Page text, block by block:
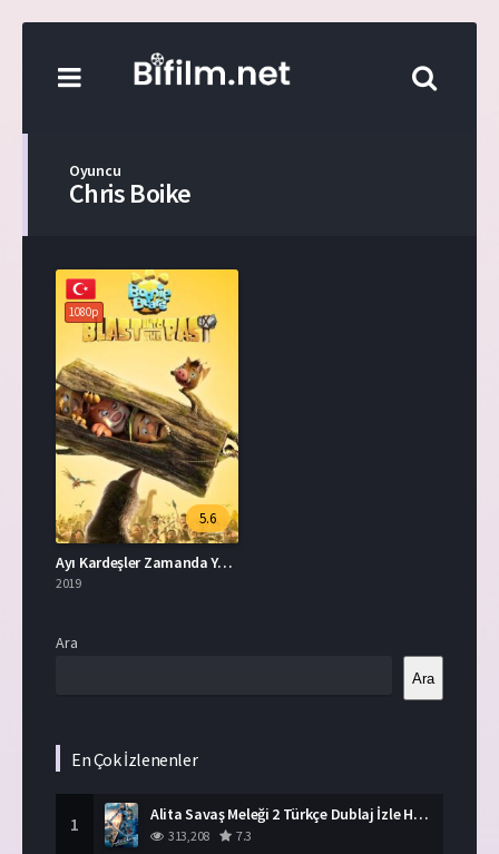
Oyuncu
Chris Boike
1080p
5.6
Ayı Kardeşler Zamanda Yolculuk Full İzle
2019
Ara
Ara
En Çok İzlenenler
1 Alita Savaş Meleği 2 Türkçe Dublaj İzle HD Film
313,208 7.3